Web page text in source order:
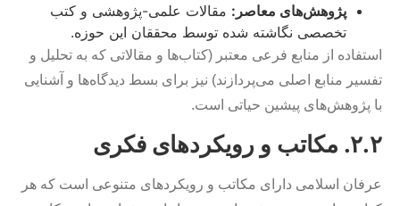
پژوهش‌های معاصر: مقالات علمی-پژوهشی و کتب
تخصصی نگاشته شده توسط محققان این حوزه.
استفاده از منابع فرعی معتبر (کتاب‌ها و مقالاتی که به تحلیل و
تفسیر منابع اصلی می‌پردازند) نیز برای بسط دیدگاه‌ها و آشنایی
با پژوهش‌های پیشین حیاتی است.
۲.۲. مکاتب و رویکردهای فکری
عرفان اسلامی دارای مکاتب و رویکردهای متنوعی است که هر